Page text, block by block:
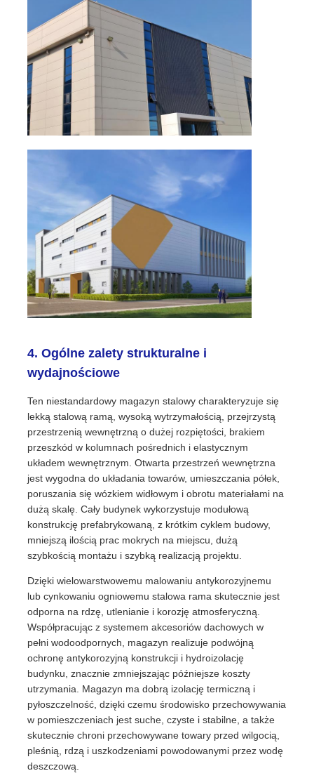
4. Ogólne zalety strukturalne i
wydajnościowe
Ten niestandardowy magazyn stalowy charakteryzuje się
lekką stalową ramą, wysoką wytrzymałością, przejrzystą
przestrzenią wewnętrzną o dużej rozpiętości, brakiem
przeszkód w kolumnach pośrednich i elastycznym
układem wewnętrznym. Otwarta przestrzeń wewnętrzna
jest wygodna do układania towarów, umieszczania półek,
poruszania się wózkiem widłowym i obrotu materiałami na
dużą skalę. Cały budynek wykorzystuje modułową
konstrukcję prefabrykowaną, z krótkim cyklem budowy,
mniejszą ilością prac mokrych na miejscu, dużą
szybkością montażu i szybką realizacją projektu.
Dzięki wielowarstwowemu malowaniu antykorozyjnemu
lub cynkowaniu ogniowemu stalowa rama skutecznie jest
odporna na rdzę, utlenianie i korozję atmosferyczną.
Współpracując z systemem akcesoriów dachowych w
pełni wodoodpornych, magazyn realizuje podwójną
ochronę antykorozyjną konstrukcji i hydroizolację
budynku, znacznie zmniejszając późniejsze koszty
utrzymania. Magazyn ma dobrą izolację termiczną i
pyłoszczelność, dzięki czemu środowisko przechowywania
w pomieszczeniach jest suche, czyste i stabilne, a także
skutecznie chroni przechowywane towary przed wilgocią,
pleśnią, rdzą i uszkodzeniami powodowanymi przez wodę
deszczową.